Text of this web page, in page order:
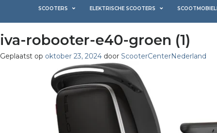
SCOOTERS ELEKTRISCHE SCOOTERS
iva-robooter-e40-groen (1)
Geplaatst op oktober 23, 2024 door ScooterCenterNederland